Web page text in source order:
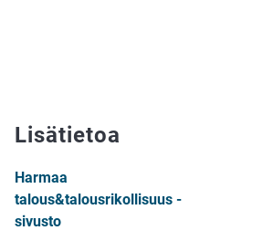
Lisätietoa
Harmaa
talous&talousrikollisuus -
sivusto